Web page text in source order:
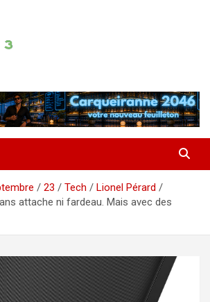
23 Tech
Lionel Pérard
attache ni fardeau. Mais avec des